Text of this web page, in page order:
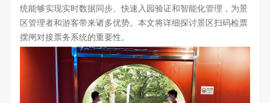
统能够实现实时数据同步、快速入园验证和智能化管理，为景
区管理者和游客带来诸多优势。本文将详细探讨景区扫码检票
摆闸对接票务系统的重要性。